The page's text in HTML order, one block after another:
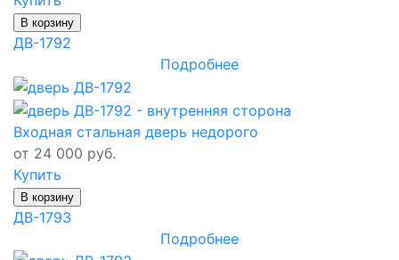
В корзину
ДВ-1792
Подробнее
Входная стальная дверь недорого
от 24 000 руб.
Купить
В корзину
ДВ-1793
Подробнее